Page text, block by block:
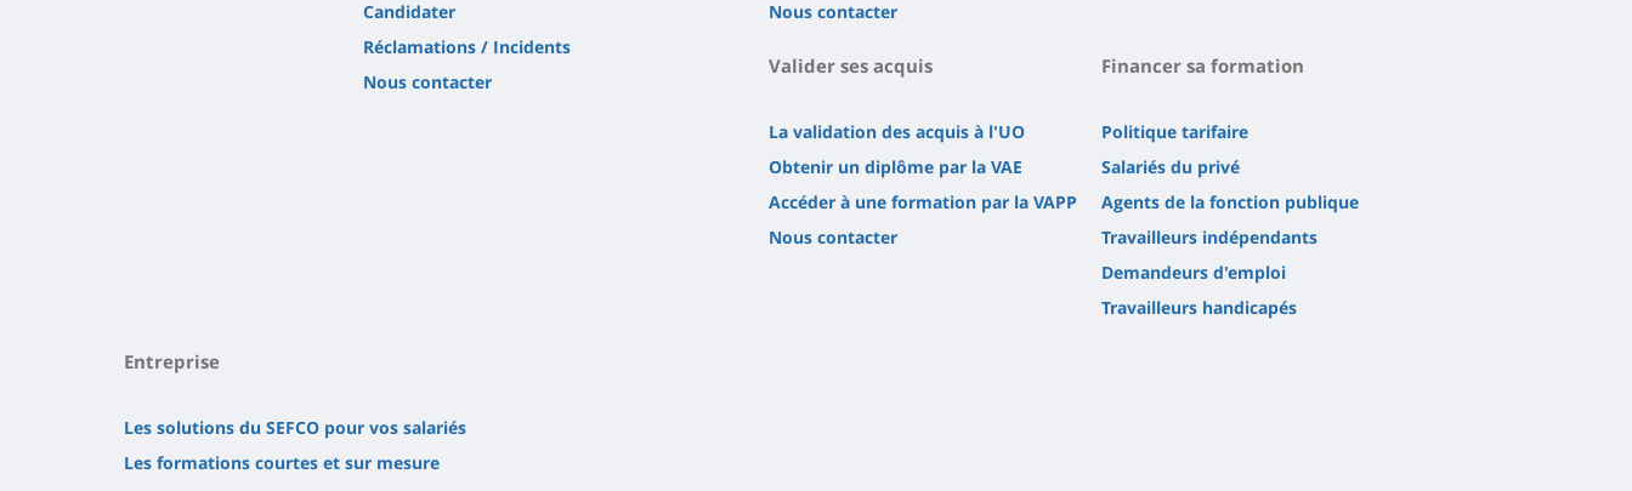
Candidater
Réclamations / Incidents
Nous contacter
Nous contacter
Valider ses acquis
La validation des acquis à l'UO
Obtenir un diplôme par la VAE
Accéder à une formation par la VAPP
Nous contacter
Financer sa formation
Politique tarifaire
Salariés du privé
Agents de la fonction publique
Travailleurs indépendants
Demandeurs d'emploi
Travailleurs handicapés
Entreprise
Les solutions du SEFCO pour vos salariés
Les formations courtes et sur mesure